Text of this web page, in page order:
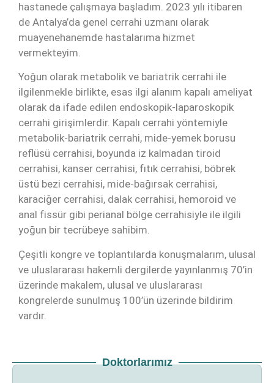
hastanede çalışmaya başladım. 2023 yılı itibaren
de Antalya’da genel cerrahi uzmanı olarak
muayenehanemde hastalarıma hizmet
vermekteyim.
Yoğun olarak metabolik ve bariatrik cerrahi ile
ilgilenmekle birlikte, esas ilgi alanım kapalı ameliyat
olarak da ifade edilen endoskopik-laparoskopik
cerrahi girişimlerdir. Kapalı cerrahi yöntemiyle
metabolik-bariatrik cerrahi, mide-yemek borusu
reflüsü cerrahisi, boyunda iz kalmadan tiroid
cerrahisi, kanser cerrahisi, fıtık cerrahisi, böbrek
üstü bezi cerrahisi, mide-bağırsak cerrahisi,
karaciğer cerrahisi, dalak cerrahisi, hemoroid ve
anal fissür gibi perianal bölge cerrahisiyle ile ilgili
yoğun bir tecrübeye sahibim.
Çeşitli kongre ve toplantılarda konuşmalarım, ulusal
ve uluslararası hakemli dergilerde yayınlanmış 70’in
üzerinde makalem, ulusal ve uluslararası
kongrelerde sunulmuş 100’ün üzerinde bildirim
vardır.
Doktorlarımız